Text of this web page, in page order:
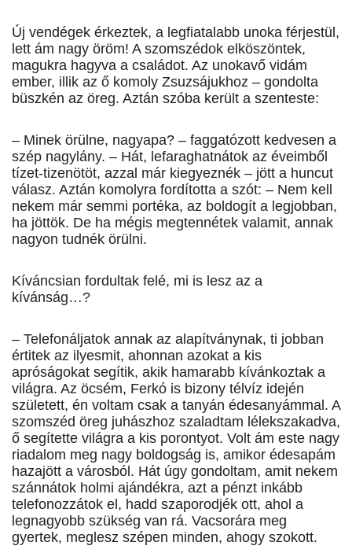
Új vendégek érkeztek, a legfiatalabb unoka férjestül,
lett ám nagy öröm! A szomszédok elköszöntek,
magukra hagyva a családot. Az unokavő vidám
ember, illik az ő komoly Zsuzsájukhoz – gondolta
büszkén az öreg. Aztán szóba került a szenteste:
– Minek örülne, nagyapa? – faggatózott kedvesen a
szép nagylány. – Hát, lefaraghatnátok az éveimből
tízet-tizenötöt, azzal már kiegyeznék – jött a huncut
válasz. Aztán komolyra fordította a szót: – Nem kell
nekem már semmi portéka, az boldogít a legjobban,
ha jöttök. De ha mégis megtennétek valamit, annak
nagyon tudnék örülni.
Kíváncsian fordultak felé, mi is lesz az a
kívánság…?
– Telefonáljatok annak az alapítványnak, ti jobban
értitek az ilyesmit, ahonnan azokat a kis
apróságokat segítik, akik hamarabb kívánkoztak a
világra. Az öcsém, Ferkó is bizony télvíz idején
született, én voltam csak a tanyán édesanyámmal. A
szomszéd öreg juhászhoz szaladtam lélekszakadva,
ő segítette világra a kis porontyot. Volt ám este nagy
riadalom meg nagy boldogság is, amikor édesapám
hazajött a városból. Hát úgy gondoltam, amit nekem
szánnátok holmi ajándékra, azt a pénzt inkább
telefonozzátok el, hadd szaporodjék ott, ahol a
legnagyobb szükség van rá. Vacsorára meg
gyertek, meglesz szépen minden, ahogy szokott.